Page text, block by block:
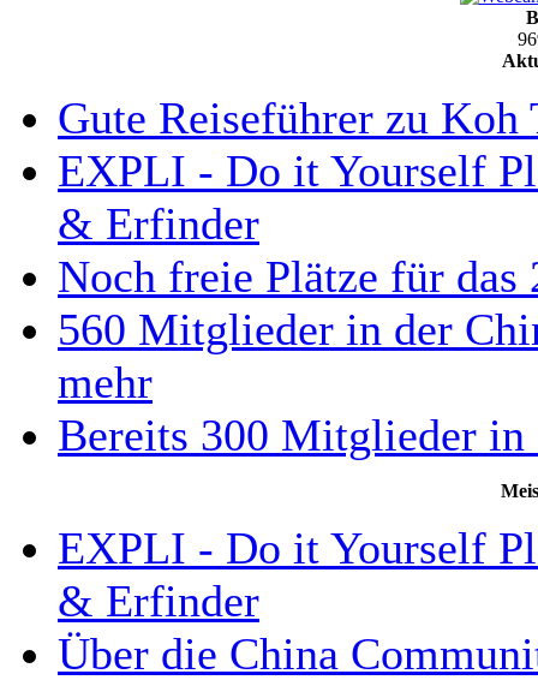
Gute Reiseführer zu Koh
EXPLI - Do it Yourself
& Erfinder
Noch freie Plätze für das
560 Mitglieder in der
mehr
Bereits 300 Mitglieder
EXPLI - Do it Yourself
& Erfinder
Über die China